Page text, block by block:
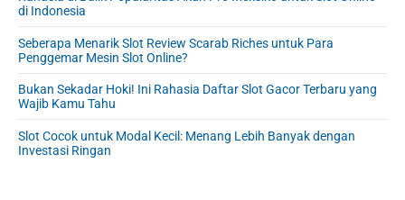
di Indonesia
Seberapa Menarik Slot Review Scarab Riches untuk Para
Penggemar Mesin Slot Online?
Bukan Sekadar Hoki! Ini Rahasia Daftar Slot Gacor Terbaru yang
Wajib Kamu Tahu
Slot Cocok untuk Modal Kecil: Menang Lebih Banyak dengan
Investasi Ringan